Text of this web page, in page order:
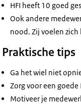
HFI heeft 10 goed
Ook andere
nood. Zij voelen
Praktische tips
Ga het wiel niet
Zorg voor een
Motiveer je